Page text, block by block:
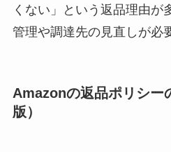
くない」という返品理由が
管理や調達先の見直しが必
Amazonの返品ポリシー
版）